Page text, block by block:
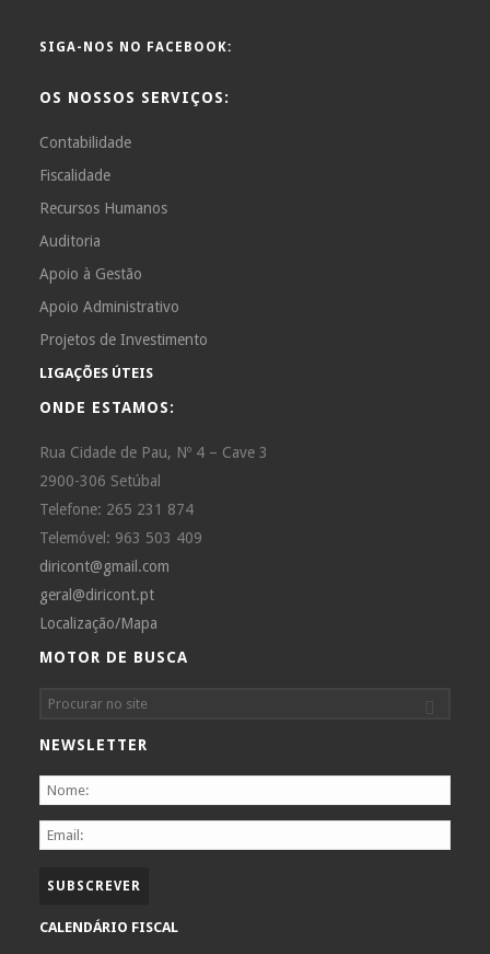
SIGA-NOS NO FACEBOOK:
OS NOSSOS SERVIÇOS:
Contabilidade
Fiscalidade
Recursos Humanos
Auditoria
Apoio à Gestão
Apoio Administrativo
Projetos de Investimento
LIGAÇÕES ÚTEIS
ONDE ESTAMOS:
Rua Cidade de Pau, Nº 4 – Cave 3
2900-306 Setúbal
Telefone: 265 231 874
Telemóvel: 963 503 409
diricont@gmail.com
geral@diricont.pt
Localização/Mapa
MOTOR DE BUSCA
NEWSLETTER
CALENDÁRIO FISCAL